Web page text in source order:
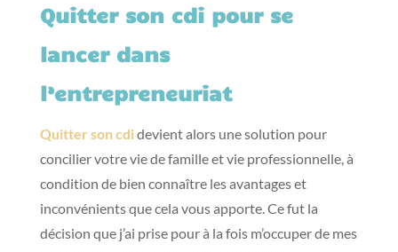
Quitter son cdi pour se
lancer dans
l’entrepreneuriat
Quitter son cdidevient alors une solution pour
concilier votre vie de famille et vie professionnelle, à
condition de bien connaître les avantages et
inconvénients que cela vous apporte. Ce fut la
décision que j’ai prise pour à la fois m’occuper de mes